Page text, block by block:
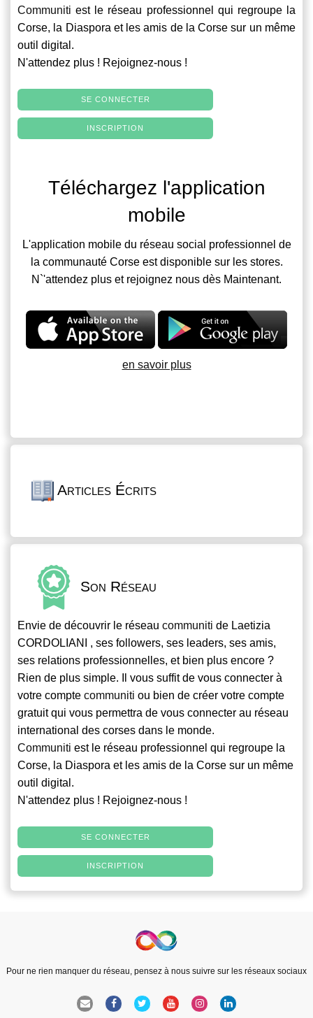
Communiti est le réseau professionnel qui regroupe la
Corse, la Diaspora et les amis de la Corse sur un même
outil digital.
N'attendez plus ! Rejoignez-nous !
SE CONNECTER
INSCRIPTION
Téléchargez l'application
mobile
L'application mobile du réseau social professionnel de
la communauté Corse est disponible sur les stores.
N`'attendez plus et rejoignez nous dès Maintenant.
en savoir plus
Articles Écrits
Son Réseau
Envie de découvrir le réseau communiti de Laetizia
CORDOLIANI , ses followers, ses leaders, ses amis,
ses relations professionnelles, et bien plus encore ?
Rien de plus simple. Il vous suffit de vous connecter à
votre compte communiti ou bien de créer votre compte
gratuit qui vous permettra de vous connecter au réseau
international des corses dans le monde.
Communiti est le réseau professionnel qui regroupe la
Corse, la Diaspora et les amis de la Corse sur un même
outil digital.
N'attendez plus ! Rejoignez-nous !
SE CONNECTER
INSCRIPTION
Pour ne rien manquer du réseau, pensez à nous suivre sur les réseaux sociaux